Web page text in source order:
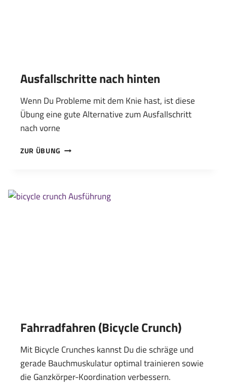
Ausfallschritte nach hinten
Wenn Du Probleme mit dem Knie hast, ist diese
Übung eine gute Alternative zum Ausfallschritt
nach vorne
ZUR ÜBUNG AUSFALLSCHRITTE
Fahrradfahren (Bicycle Crunch)
Mit Bicycle Crunches kannst Du die schräge und
gerade Bauchmuskulatur optimal trainieren sowie
die Ganzkörper-Koordination verbessern.